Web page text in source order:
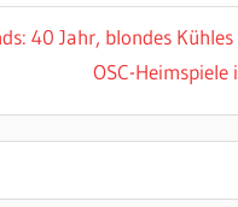
40 Jahr, blondes Kühles
Nächster
OSC-